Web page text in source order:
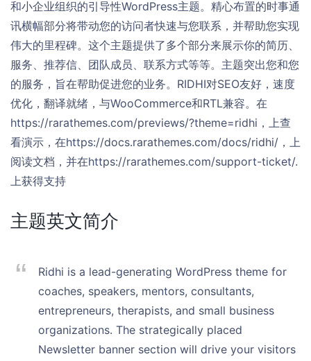
和小企业组织的引导性WordPress主题。精心布置的时事通
讯横幅部分将带动您的访问者快速与您联系，并帮助您实现
伟大的里程碑。这个主题提供了多个部分来展示你的简历、
服务、推荐信、团队成员、联系方式等等。主题突出您和您
的服务，旨在帮助促进您的业务。RIDHI对SEO友好，速度
优化，翻译就绪，与WooCommerce和RTL兼容。在
https://rarathemes.com/previews/?theme=ridhi，上查
看演示，在https://docs.rarathemes.com/docs/ridhi/，上
阅读文档，并在https://rarathemes.com/support-ticket/.
上获得支持
主题英文简介
Ridhi is a lead-generating WordPress theme for
coaches, speakers, mentors, consultants,
entrepreneurs, therapists, and small business
organizations. The strategically placed
Newsletter banner section will drive your visitors